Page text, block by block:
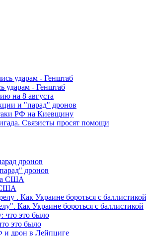
ударам - Генштаб
на 8 августа
и "парад" дронов
РФ на Киевщину
Связисты просят помощи
дронов
США
Как Украине бороться с баллистикой
это было